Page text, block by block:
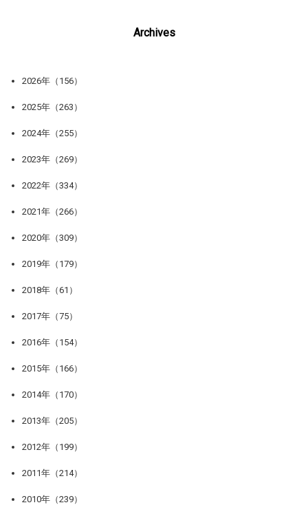
Archives
2026年（156）
2025年（263）
2024年（255）
2023年（269）
2022年（334）
2021年（266）
2020年（309）
2019年（179）
2018年（61）
2017年（75）
2016年（154）
2015年（166）
2014年（170）
2013年（205）
2012年（199）
2011年（214）
2010年（239）